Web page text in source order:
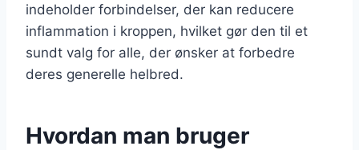
indeholder forbindelser, der kan reducere
inflammation i kroppen, hvilket gør den til et
sundt valg for alle, der ønsker at forbedre
deres generelle helbred.
Hvordan man bruger